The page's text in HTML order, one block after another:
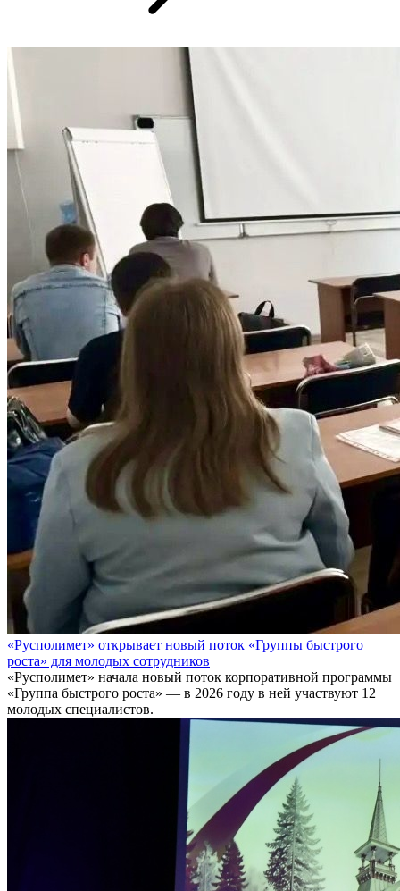
«Русполимет» открывает новый поток «Группы быстрого
роста» для молодых сотрудников
«Русполимет» начала новый поток корпоративной программы
«Группа быстрого роста» — в 2026 году в ней участвуют 12
молодых специалистов.